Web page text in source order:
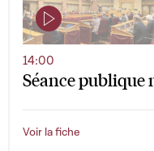
Séance publique
14:00
Voir la fiche